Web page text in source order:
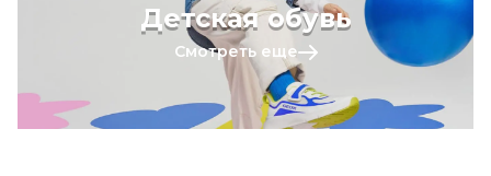
Детская обувь
Смотреть еще